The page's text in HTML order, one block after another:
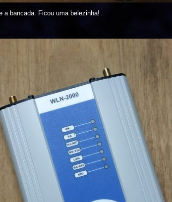
a bancada. Ficou uma belezinha!